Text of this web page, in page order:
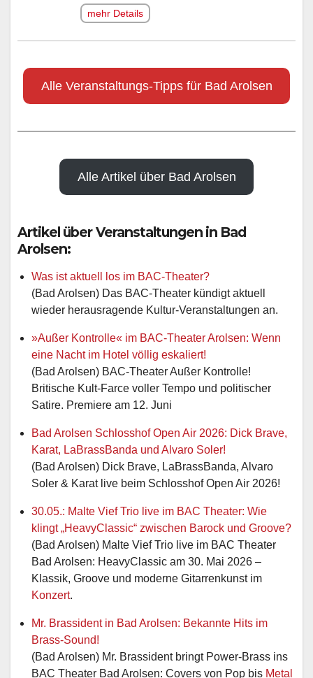
mehr Details
Alle Veranstaltungs-Tipps für Bad Arolsen
Alle Artikel über Bad Arolsen
Artikel über Veranstaltungen in Bad
Arolsen:
Was ist aktuell los im BAC-Theater?
(Bad Arolsen) Das BAC-Theater kündigt aktuell
wieder herausragende Kultur-Veranstaltungen an.
»Außer Kontrolle« im BAC-Theater Arolsen: Wenn
eine Nacht im Hotel völlig eskaliert!
(Bad Arolsen) BAC-Theater Außer Kontrolle!
Britische Kult-Farce voller Tempo und politischer
Satire. Premiere am 12. Juni
Bad Arolsen Schlosshof Open Air 2026: Dick Brave,
Karat, LaBrassBanda und Alvaro Soler!
(Bad Arolsen) Dick Brave, LaBrassBanda, Alvaro
Soler & Karat live beim Schlosshof Open Air 2026!
30.05.: Malte Vief Trio live im BAC Theater: Wie
klingt „HeavyClassic“ zwischen Barock und Groove?
(Bad Arolsen) Malte Vief Trio live im BAC Theater
Bad Arolsen: HeavyClassic am 30. Mai 2026 –
Klassik, Groove und moderne Gitarrenkunst im
Konzert.
Mr. Brassident in Bad Arolsen: Bekannte Hits im
Brass-Sound!
(Bad Arolsen) Mr. Brassident bringt Power-Brass ins
BAC Theater Bad Arolsen: Covers von Pop bis Metal